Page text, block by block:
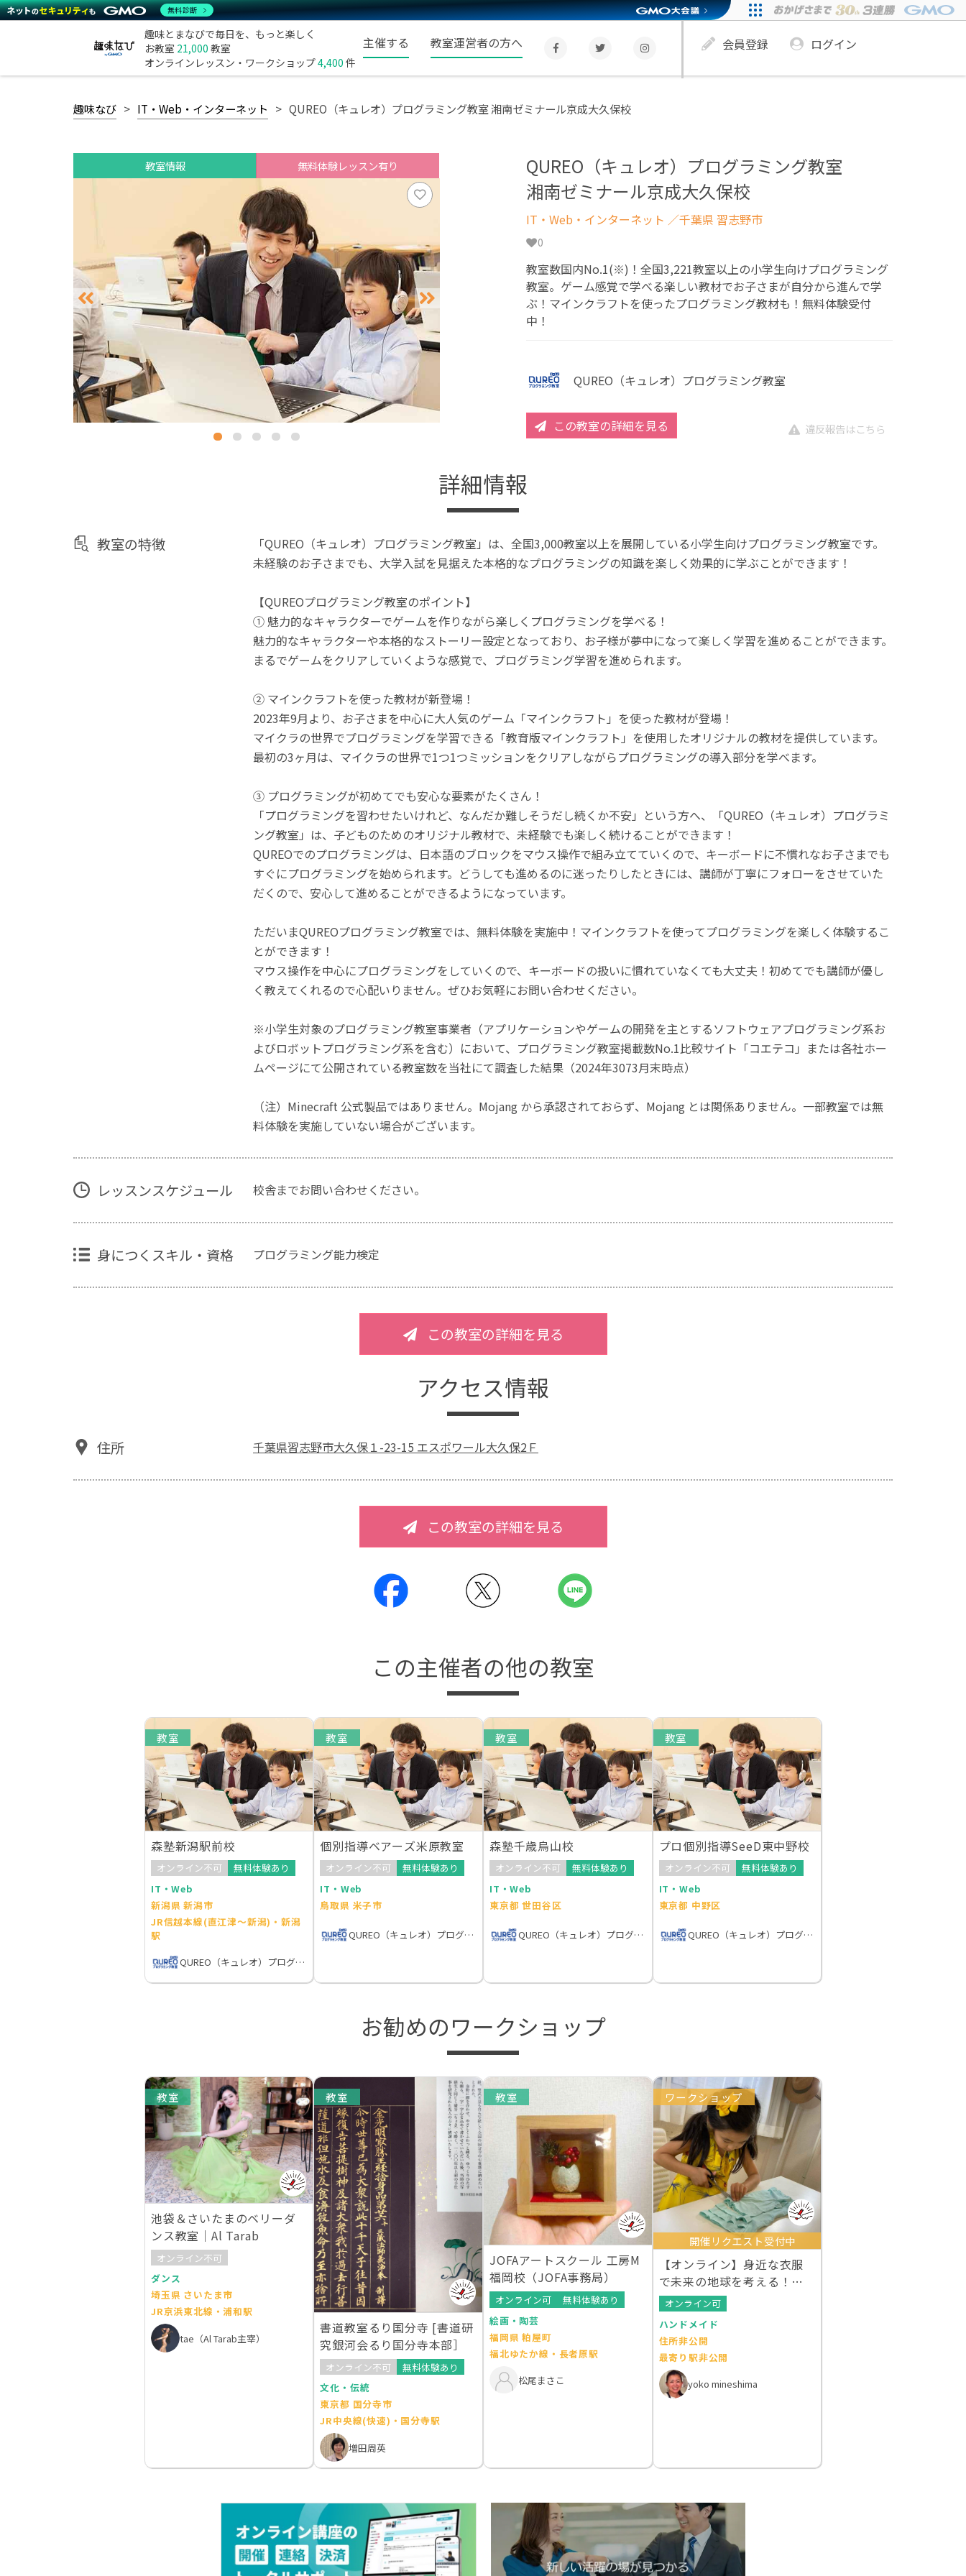
趣味とまなびで毎日を、もっと楽しく
お教室 21,000 教室
オンラインレッスン・ワークショップ4,400 件
主催する 教室運営者の方へ 会員登録 ログイン
趣味なび IT・Web・インターネット QUREO（キュレオ）プログラミング教室 湘南ゼミナール京成大久保校
教室情報 無料体験レッスン有り
QUREO（キュレオ）プログラミング教室
湘南ゼミナール京成大久保校
IT・Web・インターネット ／千葉県 習志野市
0
教室数国内No.1(※)！全国3,221教室以上の小学生向けプログラミング
教室。ゲーム感覚で学べる楽しい教材でお子さまが自分から進んで学
ぶ！マインクラフトを使ったプログラミング教材も！無料体験受付
中！
QUREO（キュレオ）プログラミング教室
この教室の詳細を見る 違反報告はこちら
詳細情報
教室の特徴
「QUREO（キュレオ）プログラミング教室」は、全国3,000教室以上を展開している小学生向けプログラミング教室です。
未経験のお子さまでも、大学入試を見据えた本格的なプログラミングの知識を楽しく効果的に学ぶことができます！
【QUREOプログラミング教室のポイント】
① 魅力的なキャラクターでゲームを作りながら楽しくプログラミングを学べる！
魅力的なキャラクターや本格的なストーリー設定となっており、お子様が夢中になって楽しく学習を進めることができます。
まるでゲームをクリアしていくような感覚で、プログラミング学習を進められます。
② マインクラフトを使った教材が新登場！
2023年9月より、お子さまを中心に大人気のゲーム「マインクラフト」を使った教材が登場！
マイクラの世界でプログラミングを学習できる「教育版マインクラフト」を使用したオリジナルの教材を提供しています。
最初の3ヶ月は、マイクラの世界で1つ1つミッションをクリアしながらプログラミングの導入部分を学べます。
③ プログラミングが初めてでも安心な要素がたくさん！
「プログラミングを習わせたいけれど、なんだか難しそうだし続くか不安」という方へ、「QUREO（キュレオ）プログラミ
ング教室」は、子どものためのオリジナル教材で、未経験でも楽しく続けることができます！
QUREOでのプログラミングは、日本語のブロックをマウス操作で組み立てていくので、キーボードに不慣れなお子さまでも
すぐにプログラミングを始められます。どうしても進めるのに迷ったりしたときには、講師が丁寧にフォローをさせていた
だくので、安心して進めることができるようになっています。
ただいまQUREOプログラミング教室では、無料体験を実施中！マインクラフトを使ってプログラミングを楽しく体験するこ
とができます！
マウス操作を中心にプログラミングをしていくので、キーボードの扱いに慣れていなくても大丈夫！初めてでも講師が優し
く教えてくれるので心配いりません。ぜひお気軽にお問い合わせください。
※小学生対象のプログラミング教室事業者（アプリケーションやゲームの開発を主とするソフトウェアプログラミング系お
よびロボットプログラミング系を含む）において、プログラミング教室掲載数No.1比較サイト「コエテコ」または各社ホー
ムページにて公開されている教室数を当社にて調査した結果（2024年3073月末時点）
（注）Minecraft 公式製品ではありません。Mojang から承認されておらず、Mojang とは関係ありません。一部教室では無
料体験を実施していない場合がございます。
レッスンスケジュール 校舎までお問い合わせください。
身につくスキル・資格 プログラミング能力検定
この教室の詳細を見る
アクセス情報
住所 千葉県習志野市大久保１-23-15 エスポワール大久保2Ｆ
この教室の詳細を見る
この主催者の他の教室
教室
森塾新潟駅前校
オンライン不可
無料体験あり
IT・Web
新潟県 新潟市
JR信越本線(直江津～新潟)・新潟
駅
QUREO（キュレオ）プログラミング教室
教室
個別指導ベアーズ米原教室
オンライン不可
無料体験あり
IT・Web
鳥取県 米子市
QUREO（キュレオ）プログラミング教室
教室
森塾千歳烏山校
オンライン不可
無料体験あり
IT・Web
東京都 世田谷区
QUREO（キュレオ）プログラミング教室
教室
プロ個別指導SeeD東中野校
オンライン不可
無料体験あり
IT・Web
東京都 中野区
QUREO（キュレオ）プログラミング教室
お勧めのワークショップ
教室
池袋＆さいたまのベリーダ
ンス教室｜Al Tarab
オンライン不可
ダンス
埼玉県 さいたま市
JR京浜東北線・浦和駅
tae（Al Tarab主宰）
教室
書道教室るり国分寺 [書道研
究銀河会るり国分寺本部］
オンライン不可
無料体験あり
文化・伝統
東京都 国分寺市
JR中央線(快速)・国分寺駅
増田周英
教室
JOFAアートスクール 工房M
福岡校（JOFA事務局）
オンライン可
無料体験あり
絵画・陶芸
福岡県 粕屋町
福北ゆたか線・長者原駅
松尾まさこ
ワークショップ
開催リクエスト受付中
【オンライン】身近な衣服
で未来の地球を考える！ク
ルエシカルWS
オンライン可
ハンドメイド
住所非公開
最寄り駅非公開
yoko mineshima
無料診断